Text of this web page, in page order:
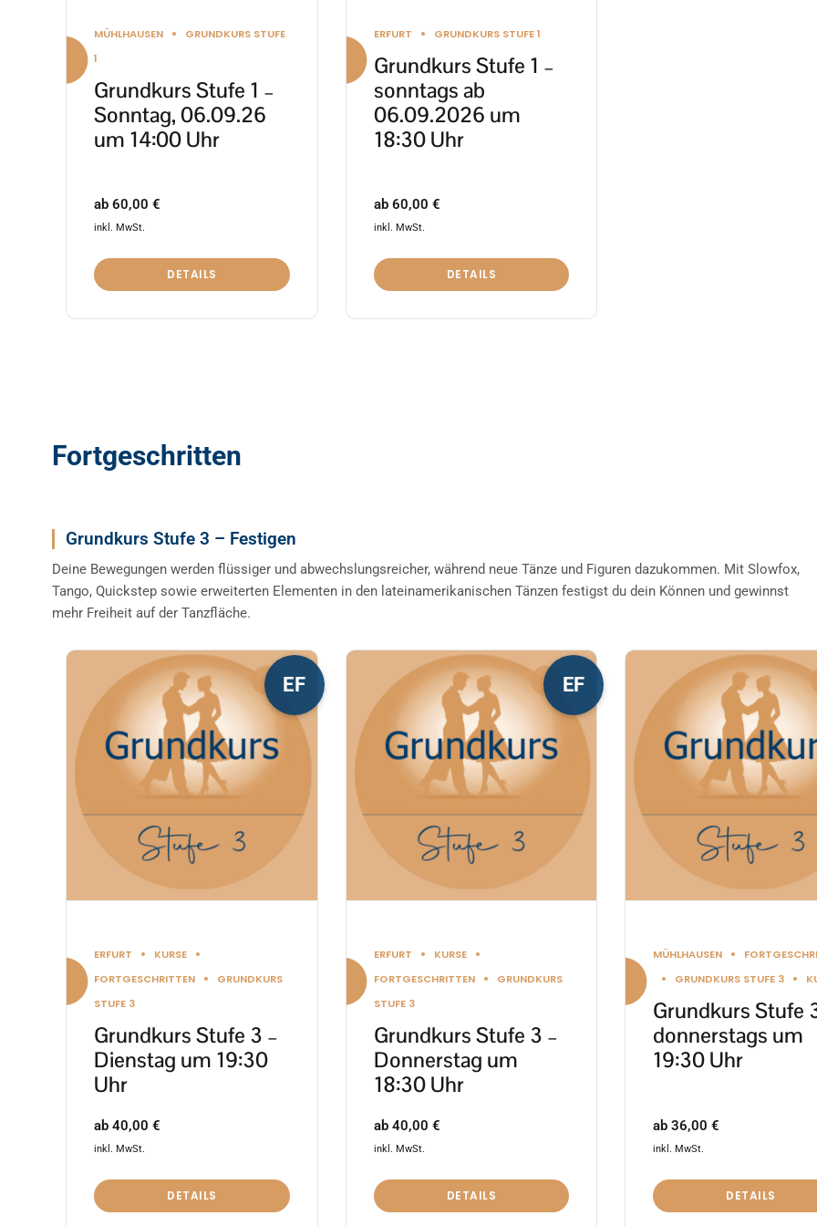
MÜHLHAUSEN
GRUNDKURS STUFE
1
Grundkurs Stufe 1 –
Sonntag, 06.09.26
um 14:00 Uhr
ab 60,00 €
inkl. MwSt.
DETAILS
gewählt
werden
ERFURT GRUNDKURS STUFE 1
Grundkurs Stufe 1 –
sonntags ab
06.09.2026 um
18:30 Uhr
ab 60,00 €
inkl. MwSt.
DETAILS
gewählt
werden
Fortgeschritten
Grundkurs Stufe 3 – Festigen
Deine Bewegungen werden flüssiger und abwechslungsreicher, während neue Tänze und Figuren dazukommen. Mit Slowfox,
Tango, Quickstep sowie erweiterten Elementen in den lateinamerikanischen Tänzen festigst du dein Können und gewinnst
mehr Freiheit auf der Tanzfläche.
EF
ERFURT
KURSE
FORTGESCHRITTEN
GRUNDKURS
STUFE 3
Grundkurs Stufe 3 –
Dienstag um 19:30
Uhr
ab 40,00 €
inkl. MwSt.
DETAILS
Produkt
weist
mehrere
Varianten
Optionen
können
gewählt
werden
EF
ERFURT
KURSE
FORTGESCHRITTEN
GRUNDKURS
STUFE 3
Grundkurs Stufe 3 –
Donnerstag um
18:30 Uhr
ab 40,00 €
inkl. MwSt.
DETAILS
Produkt
weist
mehrere
Varianten
Optionen
können
gewählt
werden
MÜHLHAUSEN
GRUNDKURS STUFE 3
Grundkurs Stufe
donnerstags um
19:30 Uhr
ab36,00€
inkl. MwSt.
DETAILS
Produkt
weist
mehrere
Varianten
Optionen
können
gewählt
werden